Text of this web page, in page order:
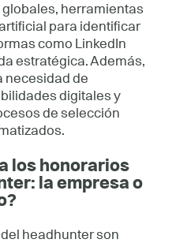
globales, herramientas
para identificar
como LinkedIn
estratégica. Además,
necesidad de
digitales y
de selección
los honorarios
la empresa o
del headhunter son